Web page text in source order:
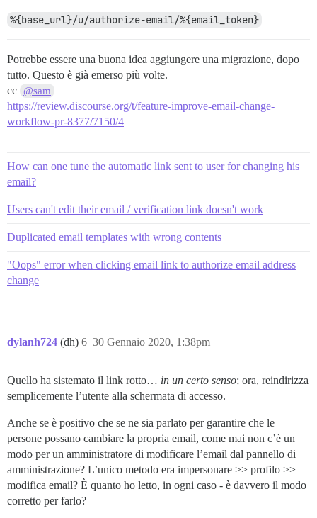
%{base_url}/u/authorize-email/%{email_token}
Potrebbe essere una buona idea aggiungere una migrazione, dopo
tutto. Questo è già emerso più volte.
cc @sam
https://review.discourse.org/t/feature-improve-email-change-
workflow-pr-8377/7150/4
How can one tune the automatic link sent to user for changing his
email?
Users can't edit their email / verification link doesn't work
Duplicated email templates with wrong contents
"Oops" error when clicking email link to authorize email address
change
dylanh724 (dh) 30 Gennaio 2020, 1:38pm
6
Quello ha sistemato il link rotto… in un certo senso; ora, reindirizza
semplicemente l’utente alla schermata di accesso.
Anche se è positivo che se ne sia parlato per garantire che le
persone possano cambiare la propria email, come mai non c’è un
modo per un amministratore di modificare l’email dal pannello di
amministrazione? L’unico metodo era impersonare >> profilo >>
modifica email? È quanto ho letto, in ogni caso - è davvero il modo
corretto per farlo?